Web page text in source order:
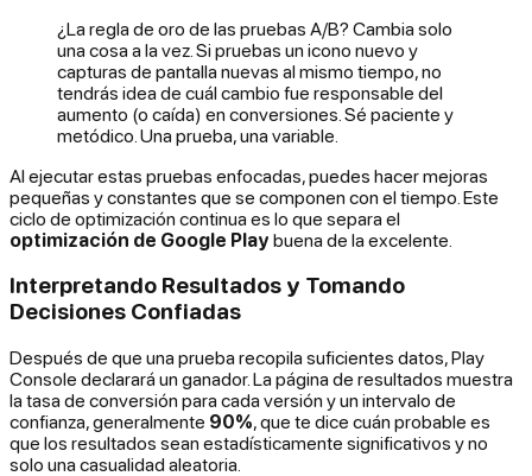
¿La regla de oro de las pruebas A/B? Cambia solo
una cosa a la vez. Si pruebas un icono nuevo y
capturas de pantalla nuevas al mismo tiempo, no
tendrás idea de cuál cambio fue responsable del
aumento (o caída) en conversiones. Sé paciente y
metódico. Una prueba, una variable.
Al ejecutar estas pruebas enfocadas, puedes hacer mejoras
pequeñas y constantes que se componen con el tiempo. Este
ciclo de optimización continua es lo que separa el
optimización de Google Play buena de la excelente.
Interpretando Resultados y Tomando
Decisiones Confiadas
Después de que una prueba recopila suficientes datos, Play
Console declarará un ganador. La página de resultados muestra
la tasa de conversión para cada versión y un intervalo de
confianza, generalmente 90%, que te dice cuán probable es
que los resultados sean estadísticamente significativos y no
solo una casualidad aleatoria.